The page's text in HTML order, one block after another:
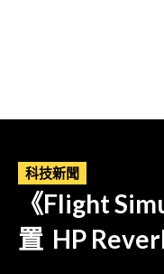
科技新聞
《Flight
置 HP